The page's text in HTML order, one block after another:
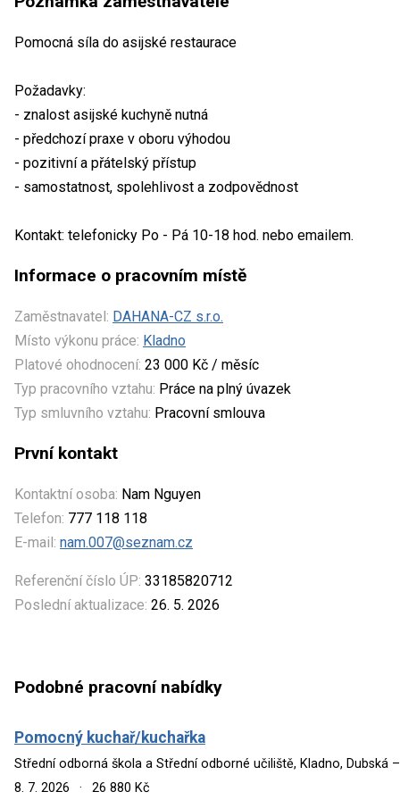
Pomocná síla do asijské restaurace
Požadavky:
- znalost asijské kuchyně nutná
- předchozí praxe v oboru výhodou
- pozitivní a přátelský přístup
- samostatnost, spolehlivost a zodpovědnost
Kontakt: telefonicky Po - Pá 10-18 hod. nebo emailem.
Informace o pracovním místě
Zaměstnavatel: DAHANA-CZ s.r.o.
Místo výkonu práce: Kladno
Platové ohodnocení: 23 000 Kč / měsíc
Typ pracovního vztahu: Práce na plný úvazek
Typ smluvního vztahu: Pracovní smlouva
První kontakt
Kontaktní osoba: Nam Nguyen
Telefon: 777 118 118
E-mail: nam.007@seznam.cz
Referenční číslo ÚP: 33185820712
Poslední aktualizace: 26. 5. 2026
Podobné pracovní nabídky
Pomocný kuchař/kuchařka
Střední odborná škola a Střední odborné učiliště, Kladno, Dubská
8. 7. 2026
· 26 880 Kč